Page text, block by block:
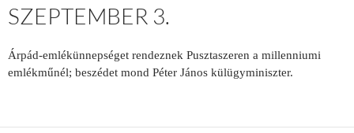
SZEPTEMBER 3.
Árpád-emlékünnepséget rendeznek Pusztaszeren a millenniumi
emlék­műnél; beszédet mond Péter János külügy­miniszter.